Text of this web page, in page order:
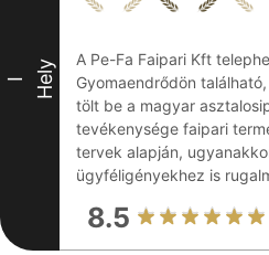
I Hely
A Pe-Fa Faipari Kft
Gyomaendrődön
tölt be a magyar
tevékenysége faipari
tervek alapján,
ügyféligényekhez is
8.5